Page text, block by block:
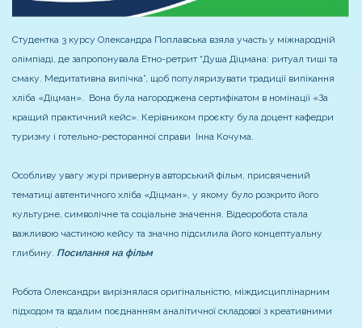
Студентка 3 курсу Олександра Поплавська взяла участь у міжнародній
олімпіаді, де запропонувала Етно-ретрит “Душа Діцмана: ритуал тиші та
смаку. Медитативна випічка”, щоб популяризувати традиції випікання
хліба «Діцман». Вона була нагороджена сертифікатом в номінації «За
кращий практичний кейс». Керівником проєкту була доцент кафедри
туризму і готельно-ресторанної справи Інна Кочума.
Особливу увагу журі привернув авторський фільм, присвячений
тематиці автентичного хліба «Діцман», у якому було розкрито його
культурне, символічне та соціальне значення. Відеоробота стала
важливою частиною кейсу та значно підсилила його концептуальну
глибину. Посилання на фільм
Робота Олександри вирізнялася оригінальністю, міждисциплінарним
підходом та вдалим поєднанням аналітичної складової з креативними